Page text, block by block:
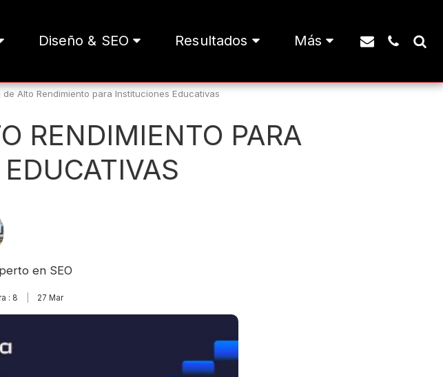
Diseño & SEO Resultados Más
de Alto Rendimiento para Instituciones Educativas
RENDIMIENTO PARA
en SEO
: 8 27 Mar